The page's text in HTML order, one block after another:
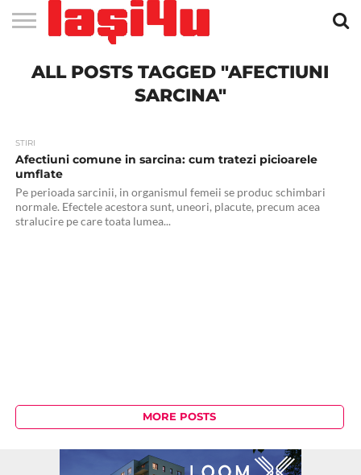
STIRI
APARTAMENTE
NOI IASI
STIRI
IASI
JOBS
IN
FILME
LA
CLUBURI /
DISCOTECI
BARURI /
CAFENELE
SALI DE
FORTA
SALOANE DE
INFRUMUSETARE
AGENTII
DE
RESTAURANTE
IN IASI
PIZZA
IN
PISCINA
IN IASI
FLORARII
RADIO
LIVE
SPALATORII
AUTO
TRACTARI
AUTO
TAXI
IN
CINEMA
TEATRU
HOTELURI
/
TEREN
SPORTIV
TEREN
TENIS
FARMACII
NON
COFFEE-
TO-GO
FIRME DE
PUBLICITATE
RENT
A
ALL POSTS TAGGED "AFECTIUNI
SARCINA"
STIRI
Afectiuni comune in sarcina: cum tratezi picioarele
umflate
Pe perioada sarcinii, in organismul femeii se produc schimbari
normale. Efectele acestora sunt, uneori, placute, precum acea
stralucire pe care toata lumea...
MORE POSTS